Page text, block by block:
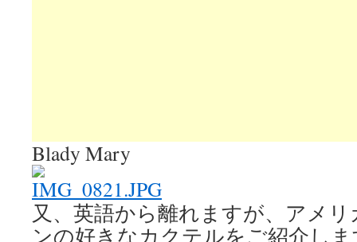
Blady Mary
又、英語から離れますが、 アメリ
ンの好きなカクテルをご紹介し